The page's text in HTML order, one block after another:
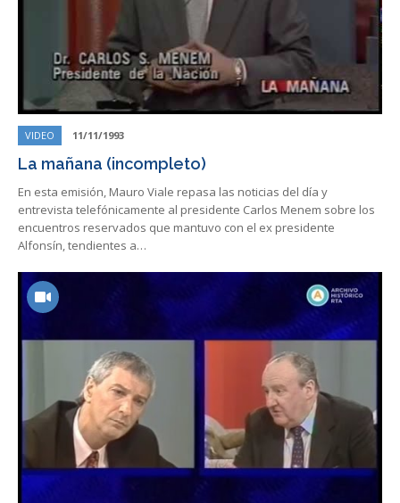
VIDEO 11/11/1993
La mañana (incompleto)
En esta emisión, Mauro Viale repasa las noticias del día y
entrevista telefónicamente al presidente Carlos Menem sobre los
encuentros reservados que mantuvo con el ex presidente
Alfonsín, tendientes a…